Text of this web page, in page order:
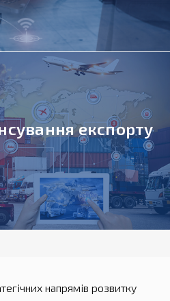
експорту
напрямів розвитку